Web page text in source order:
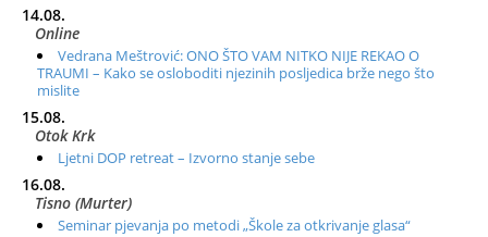
14.08.
Online
Vedrana Meštrović: ONO ŠTO VAM NITKO NIJE REKAO O
TRAUMI – Kako se osloboditi njezinih posljedica brže nego što
mislite
15.08.
Otok Krk
Ljetni DOP retreat – Izvorno stanje sebe
16.08.
Tisno (Murter)
Seminar pjevanja po metodi „Škole za otkrivanje glasa“